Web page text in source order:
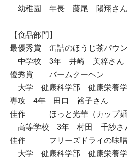
幼稚園 年長 藤尾 陽翔さん
【食品部門】
最優秀賞 缶詰のほうじ茶パウ
中学校 3年 井崎 美粹さん
優秀賞 バームクーヘン
大学 健康科学部 健康栄養
専攻 4年 田口 裕子さん
佳作 ほっと光華（カップ麺
高等学校 3年 村田 千紗さ
佳作 フリーズドライの味
大学 健康科学部 健康栄養